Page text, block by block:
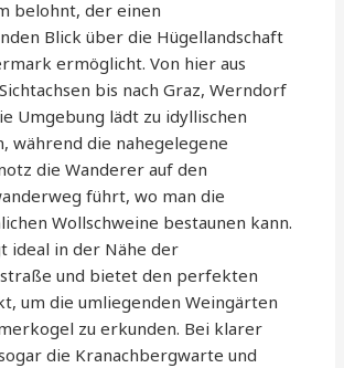
belohnt, der einen
Blick über die Hügellandschaft
ermöglicht. Von hier aus
bis nach Graz, Werndorf
Umgebung lädt zu idyllischen
während die nahegelegene
die Wanderer auf den
führt, wo man die
Wollschweine bestaunen kann.
ideal in der Nähe der
und bietet den perfekten
um die umliegenden Weingärten
zu erkunden. Bei klarer
die Kranachbergwarte und